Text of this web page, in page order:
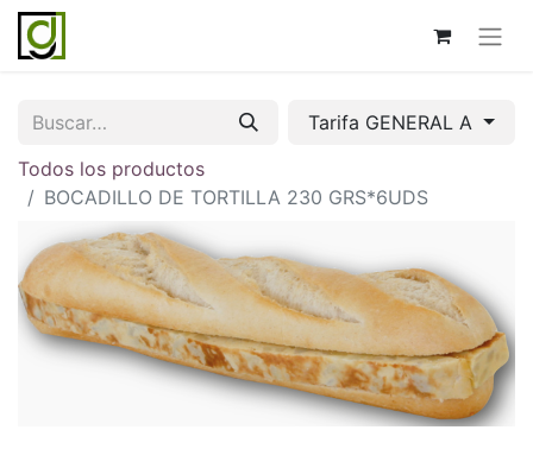
Tarifa GENERAL A
Todos los productos
BOCADILLO DE TORTILLA 230 GRS*6UDS